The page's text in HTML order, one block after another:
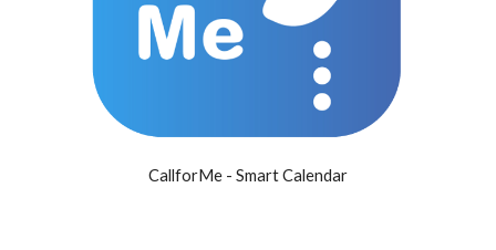
CallforMe - Smart Calendar